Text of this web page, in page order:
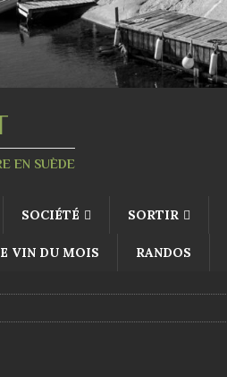
EN SUÈDE
SOCIÉTÉ SORTIR
VIN DU MOIS RANDOS